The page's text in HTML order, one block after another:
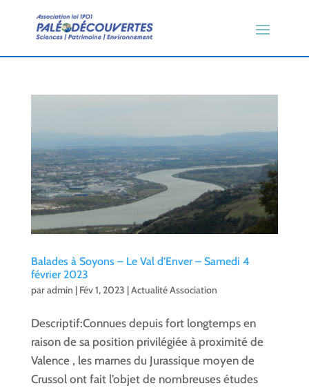
Balades à Soyons – Le Val d’Enver – Samedi 4
février 2023
paradmin | Fév 1, 2023 |Actualité Association
Descriptif:Connues depuis fort longtemps en
raison de sa position privilégiée à proximité de
Valence , les marnes du Jurassique moyen de
Crussol ont fait l’objet de nombreuses études